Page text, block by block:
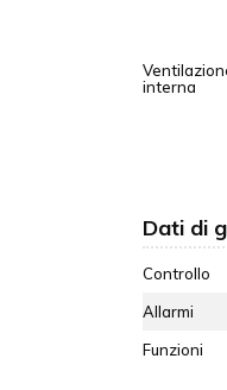
interna
Dati di
Controllo
Allarmi
Funzioni